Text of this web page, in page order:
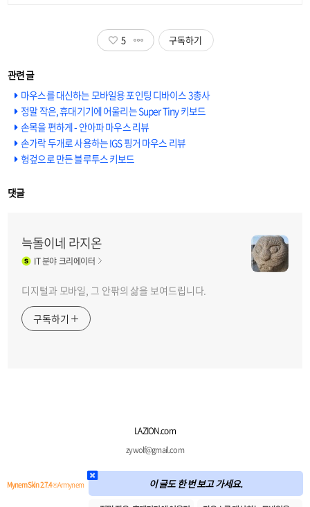
5 구독하기
마우스를 대신하는 모바일용 포인팅 디바이스 3총사
정말 작은, 휴대기기에 어울리는 Super Tiny 키보드
손목을 편하게 - 안아파 마우스 리뷰
손가락 두개로 사용하는 IGS 핑거 마우스 리뷰
헝겊으로 만든 블루투스 키보드
댓글
늑돌이네 라지온
IT분야 크리에이터
디지털과 모바일, 그 안팎의 삶을 보여드립니다.
구독하기
LAZION.com
zywolf@gmail.com
Mynem Skin 2.7.4© Armynem 이 글도 한 번 보고 가세요.